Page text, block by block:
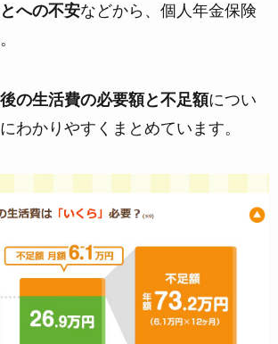
への不安などから、個人年金保険
の生活費の必要額と不足額につい
わかりやすくまとめています。